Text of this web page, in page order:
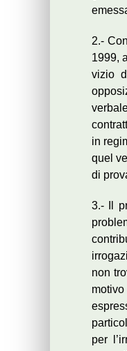
2.-
1999,
vizio
in
quel
di
3.- Il
non
per